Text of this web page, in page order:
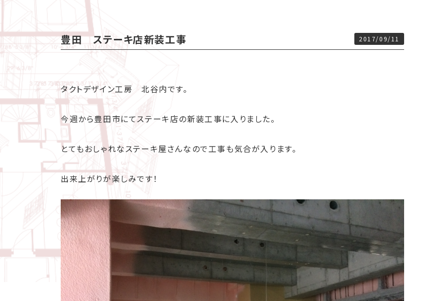
豊田 ステーキ店新装工事 2017/09/11
タクトデザイン工房 北谷内です。
今週から豊田市にてステーキ店の新装工事に入りました。
とてもおしゃれなステーキ屋さんなので工事も気合が入ります。
出来上がりが楽しみです！